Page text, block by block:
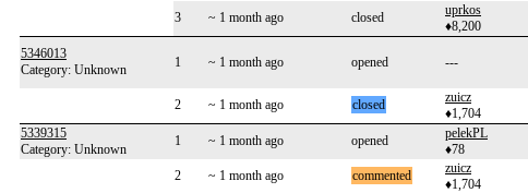
3
~ 1 month ago closed
uprkos
♦8,200
5346013
Category: Unknown
1 ~ 1 month ago opened ---
2
~ 1 month ago closed
zuicz
♦1,704
5339315
Category: Unknown
1 ~ 1 month ago opened
pelekPL
♦78
2 ~ 1 month ago commented
zuicz
♦1,704